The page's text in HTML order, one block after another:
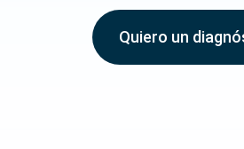
Quiero un